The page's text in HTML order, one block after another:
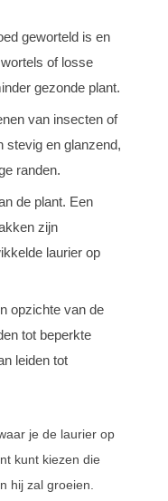
geworteld is en
of losse
gezonde plant.
van insecten of
stevig en glanzend,
randen.
de plant. Een
zijn
laurier op
opzichte van de
tot beperkte
leiden tot
je de laurier op
kunt kiezen die
hij zal groeien.